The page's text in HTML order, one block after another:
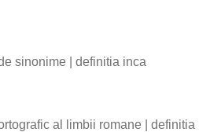
sinonime
definitia inca
al limbii romane
definitia